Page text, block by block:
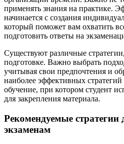
применять знания на практике.
начинается с создания
который поможет вам охватить
подготовить ответы на
Существуют различные
подготовке. Важно выбрать
учитывая свои предпочтения и
наиболее эффективных стратегий
обучение, при котором студент
для закрепления материала.
Рекомендуемые стратегии
экзаменам